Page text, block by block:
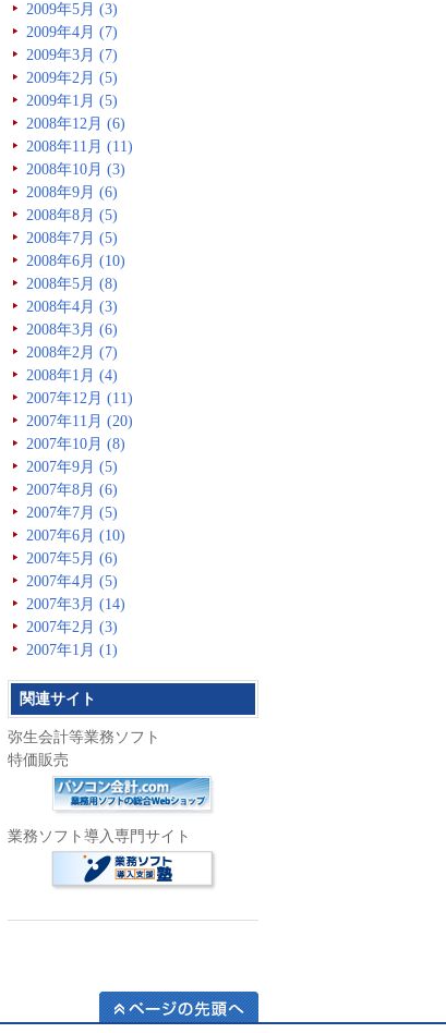
2009年5月 (3)
2009年4月 (7)
2009年3月 (7)
2009年2月 (5)
2009年1月 (5)
2008年12月 (6)
2008年11月 (11)
2008年10月 (3)
2008年9月 (6)
2008年8月 (5)
2008年7月 (5)
2008年6月 (10)
2008年5月 (8)
2008年4月 (3)
2008年3月 (6)
2008年2月 (7)
2008年1月 (4)
2007年12月 (11)
2007年11月 (20)
2007年10月 (8)
2007年9月 (5)
2007年8月 (6)
2007年7月 (5)
2007年6月 (10)
2007年5月 (6)
2007年4月 (5)
2007年3月 (14)
2007年2月 (3)
2007年1月 (1)
関連サイト
弥生会計等業務ソフト
特価販売
業務ソフト導入専門サイト